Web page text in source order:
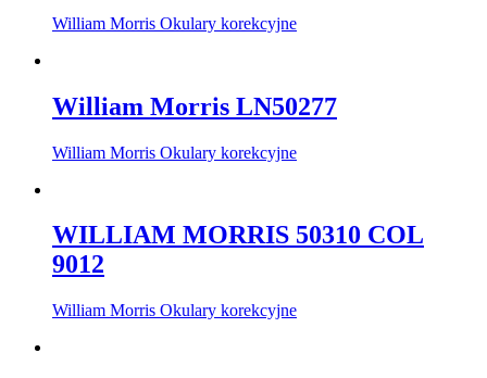
William Morris Okulary korekcyjne
William Morris LN50277
William Morris Okulary korekcyjne
WILLIAM MORRIS 50310 COL
9012
William Morris Okulary korekcyjne